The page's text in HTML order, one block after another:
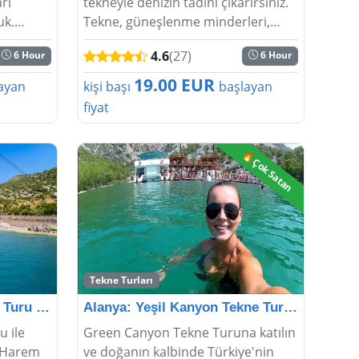
ve
6 Hour
Tekne, güneşlenme minderleri,
oturma alanı ve açık hava gibi
birçok alan teknede yer alıyor.
Alanya Catamaran tekne turu
profesyonel ...
4.6(27) 6 Hour
kişi başı 19.00 EUR başlayan
fiyat
Alanya'nın En Lüks Tekne Turu - Harem Maldivler Mace
ile
🔥Çok Satan
Tekne Turları
Alanya: Yeşil Kanyon Tekne Turu: Doğa ve Macera Sizi
Green Canyon Tekne Turuna katılın
ve doğanın kalbinde Türkiye'nin